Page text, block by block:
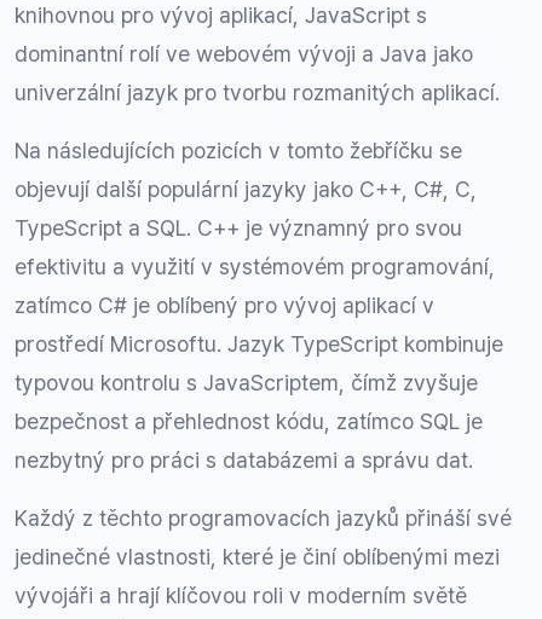
knihovnou pro vývoj aplikací, JavaScript s
dominantní rolí ve webovém vývoji a Java jako
univerzální jazyk pro tvorbu rozmanitých aplikací.
Na následujících pozicích v tomto žebříčku se
objevují další populární jazyky jako C++, C#, C,
TypeScript a SQL. C++ je významný pro svou
efektivitu a využití v systémovém programování,
zatímco C# je oblíbený pro vývoj aplikací v
prostředí Microsoftu. Jazyk TypeScript kombinuje
typovou kontrolu s JavaScriptem, čímž zvyšuje
bezpečnost a přehlednost kódu, zatímco SQL je
nezbytný pro práci s databázemi a správu dat.
Každý z těchto programovacích jazyků přináší své
jedinečné vlastnosti, které je činí oblíbenými mezi
vývojáři a hrají klíčovou roli v moderním světě